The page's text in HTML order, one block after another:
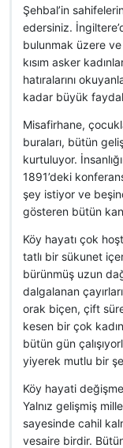
Şehbal’in
edersiniz.
bulunmak üzere
kısım asker
hatıralarını
kadar büyük
Misafirhane,
buraları, bütün
kurtuluyor.
1891’deki
şey istiyor ve
gösteren bütün
Köy hayatı çok
tatlı bir sükunet
bürünmüş uzun
dalgalanan
orak biçen, çift
kesen bir çok
bütün gün
yiyerek mutlu bir
Köy hayati
Yalnız gelişmiş
sayesinde cahil
vesaire birdir.